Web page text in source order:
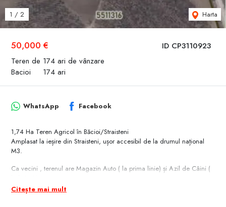
ID CP3110923
50,000 €
Teren de 174 ari de vânzare
Bacioi
174 ari
1 / 2 Harta
WhatsApp Facebook
1,74 Ha Teren Agricol în Băcioi/Straisteni
Amplasat la ieșire din Straisteni, ușor accesibil de la drumul național
M3.
Ca vecini , terenul are Magazin Auto ( la prima linie) și Azil de Câini (
Astfel Există o sursă de Apă și Lumină din vecinătate.
Citește mai mult